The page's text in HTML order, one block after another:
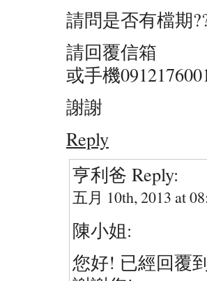
請問是否有檔期
請回覆信箱
或手機0912176001
謝謝
Reply
亨利爸 Reply:
五月 10th, 2013 at
陳小姐:
您好! 已經回覆